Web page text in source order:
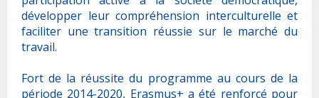
ErasmusDays
Statistiques
Application Mobile
Liens&Docs Utiles
développer leur compréhension interculturelle et
faciliter une transition réussie sur le marché du
travail.
Fort de la réussite du programme au cours de la
période 2014-2020, Erasmus+ a été renforcé pour